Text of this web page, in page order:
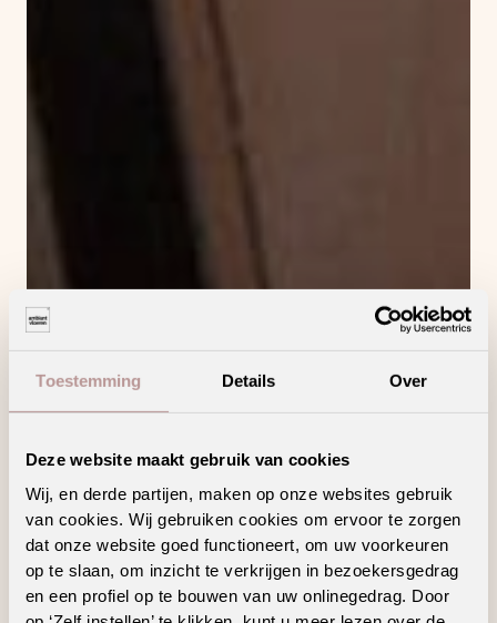
Toestemming Details Over
Deze website maakt gebruik van cookies
Wij, en derde partijen, maken op onze websites gebruik
van cookies. Wij gebruiken cookies om ervoor te zorgen
dat onze website goed functioneert, om uw voorkeuren
op te slaan, om inzicht te verkrijgen in bezoekersgedrag
en een profiel op te bouwen van uw onlinegedrag. Door